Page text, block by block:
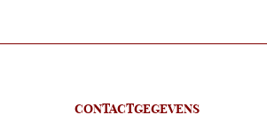
CONTACTGEGEVENS